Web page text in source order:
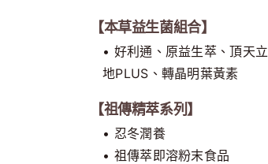
【本草益生菌組合】
• 好利通、原益生萃、頂天立
地PLUS、轉晶明葉黃素
【祖傳精萃系列】
• 忍冬潤養
• 祖傳萃即溶粉末食品